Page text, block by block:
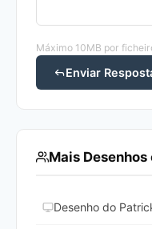
Máximo 10MB por
Enviar
Mais Desenhos
Desenho do